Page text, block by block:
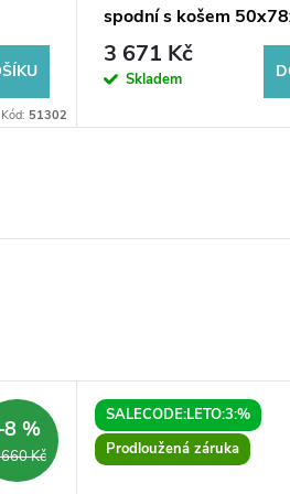
Kód: 51302
spodní s košem
bílá
3 671 Kč
Skladem
Kč
%
SALECODE:LETO:3:%
Prodloužená záruka